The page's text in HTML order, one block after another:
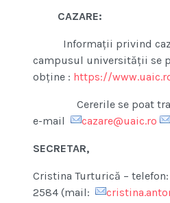
CAZARE:
Informaţii privind
campusul universităţii se
obţine : https://
Cererile se poat
e-mail
cazare@uaic.ro
SECRETAR,
Cristina Turturică –
2584 (mail: